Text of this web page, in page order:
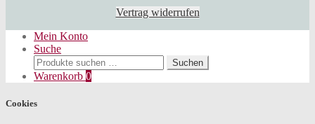
Vertrag widerrufen
Mein Konto
Suche
Suchen
nach:
Suchen
Warenkorb 0
Cookies